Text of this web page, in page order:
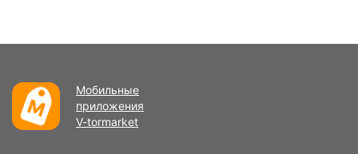
Мобильные
приложения
V-tormarket